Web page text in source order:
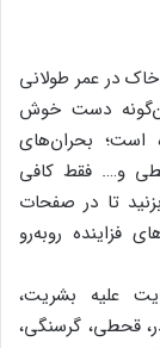
در عمر طولانی
دست خوش
است؛ بحران‌های
و…. فقط کافی
تا در صفحات
فزاینده روبه‌رو
علیه بشریت،
قحطی، گرسنگی،